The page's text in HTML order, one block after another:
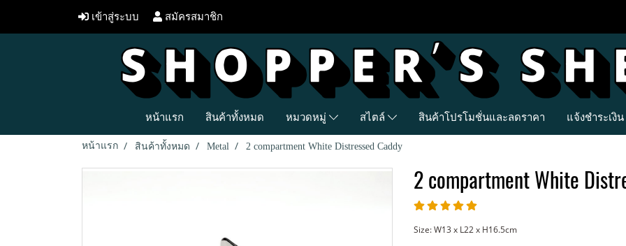
เข้าสู่ระบบ สมัครสมาชิก
หน้าแรก สินค้าทั้งหมด หมวดหมู่ สไตล์ สินค้าโปรโมชั่นและลดราคา แจ้งชำระเงิน
หน้าแรก สินค้าทั้งหมด Metal 2 compartment White Distressed Caddy
2 compartment White
Size: W13 x L22 x H16.5cm